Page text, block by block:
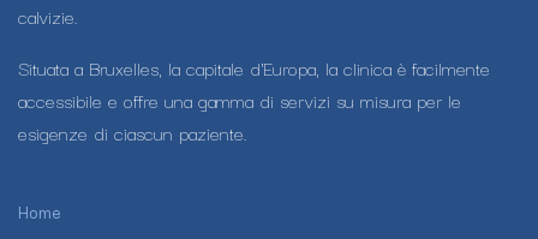
calvizie.
Situata a Bruxelles, la capitale d'Europa, la clinica è facilmente
accessibile e offre una gamma di servizi su misura per le
esigenze di ciascun paziente.
Home